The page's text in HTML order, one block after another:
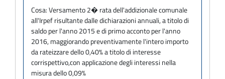
Cosa:Versamento 2� rata dell'addizionale comunale
all'Irpef risultante dalle dichiarazioni annuali, a titolo di
saldo per l'anno 2015 e di primo acconto per l'anno
2016, maggiorando preventivamente l'intero importo
da rateizzare dello 0,40% a titolo di interesse
corrispettivo,con applicazione degli interessi nella
misura dello 0,09%